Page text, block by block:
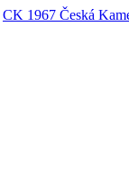
CK 1967 Česká